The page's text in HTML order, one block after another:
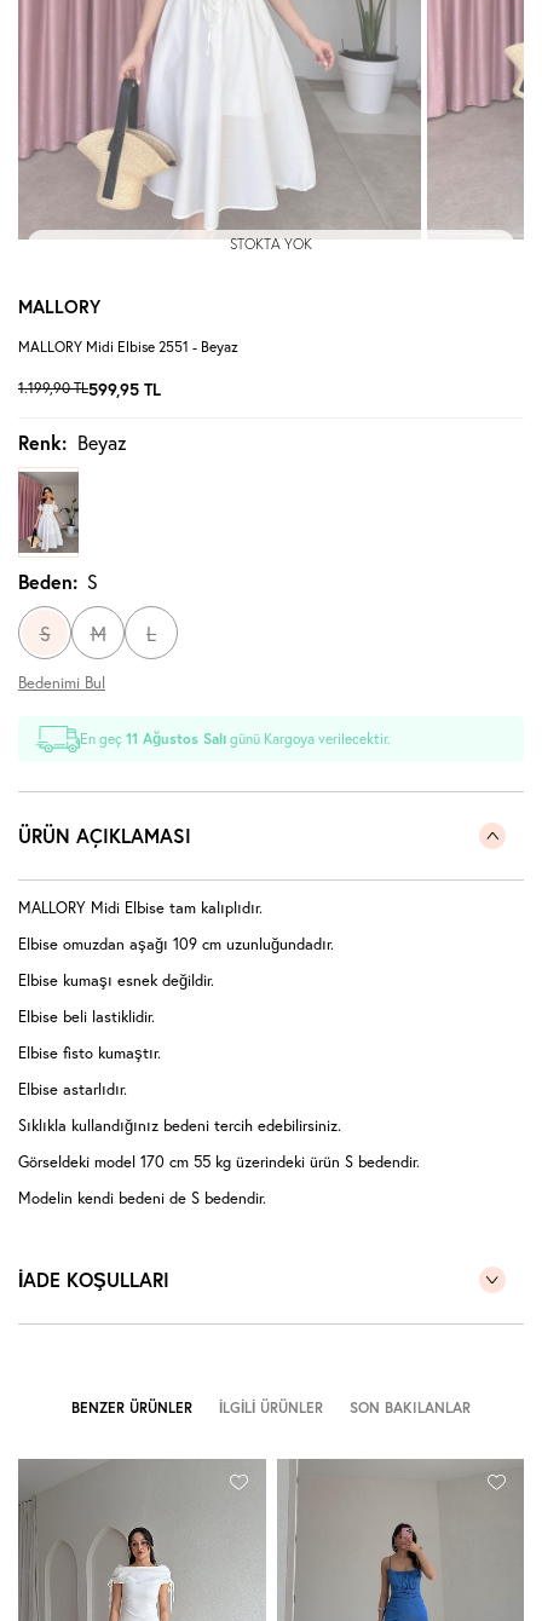
STOKTA YOK
MALLORY
MALLORY Midi Elbise 2551 - Beyaz
1.199,90TL599,95 TL
Renk: Beyaz
Beden: S
S M L
Bedenimi Bul
En geç11 Ağustos Salı günü Kargoya verilecektir.
ÜRÜN AÇIKLAMASI
MALLORY Midi Elbise tam kalıplıdır.
Elbise omuzdan aşağı 109 cm uzunluğundadır.
Elbise kumaşı esnek değildir.
Elbise beli lastiklidir.
Elbise fisto kumaştır.
Elbise astarlıdır.
Sıklıkla kullandığınız bedeni tercih edebilirsiniz.
Görseldeki model 170 cm 55 kg üzerindeki ürün S bedendir.
Modelin kendi bedeni de S bedendir.
İADE KOŞULLARI
BENZER ÜRÜNLER İLGILI ÜRÜNLER SON BAKILANLAR